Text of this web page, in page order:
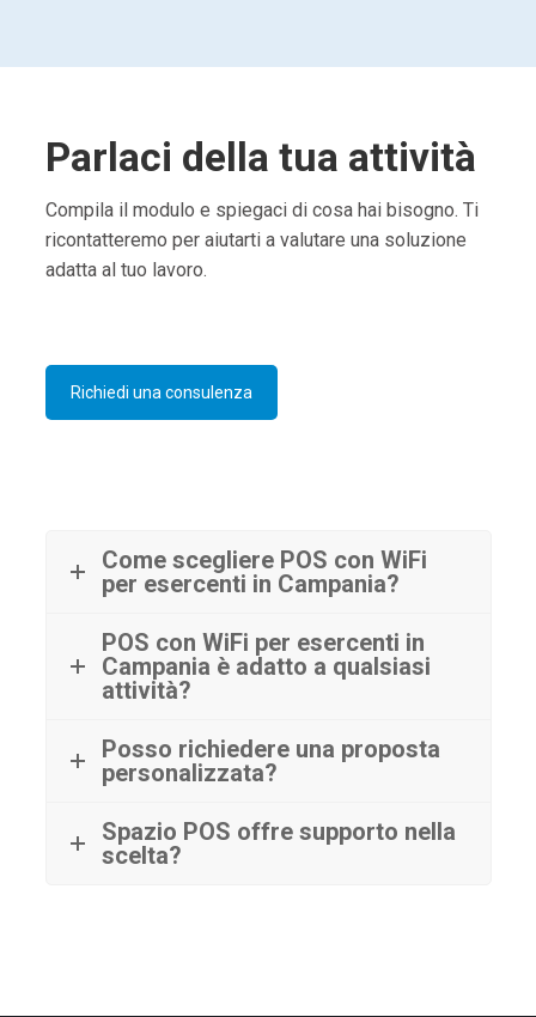
Parlaci della tua attività
Compila il modulo e spiegaci di cosa hai bisogno. Ti
ricontatteremo per aiutarti a valutare una soluzione
adatta al tuo lavoro.
Richiedi una consulenza
Come scegliere POS con WiFi
per esercenti in Campania?
POS con WiFi per esercenti in
Campania è adatto a qualsiasi
attività?
Posso richiedere una proposta
personalizzata?
Spazio POS offre supporto nella
scelta?